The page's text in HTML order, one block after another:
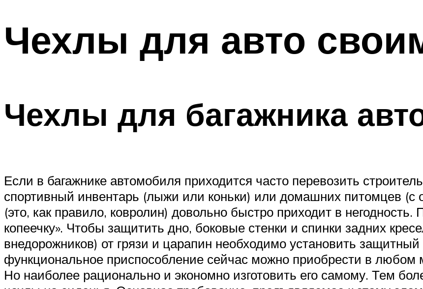
Чехлы для авто
Чехлы для багажника
Если в багажнике автомобиля приходится часто перевозить
спортивный инвентарь (лыжи или коньки) или домашних питомцев (с
(это, как правило, ковролин) довольно быстро приходит в
копеечку». Чтобы защитить дно, боковые стенки и спинки задних
внедорожников) от грязи и царапин необходимо установить защитный
функциональное приспособление сейчас можно приобрести в любом
Но наиболее рационально и экономно изготовить его самому. Тем